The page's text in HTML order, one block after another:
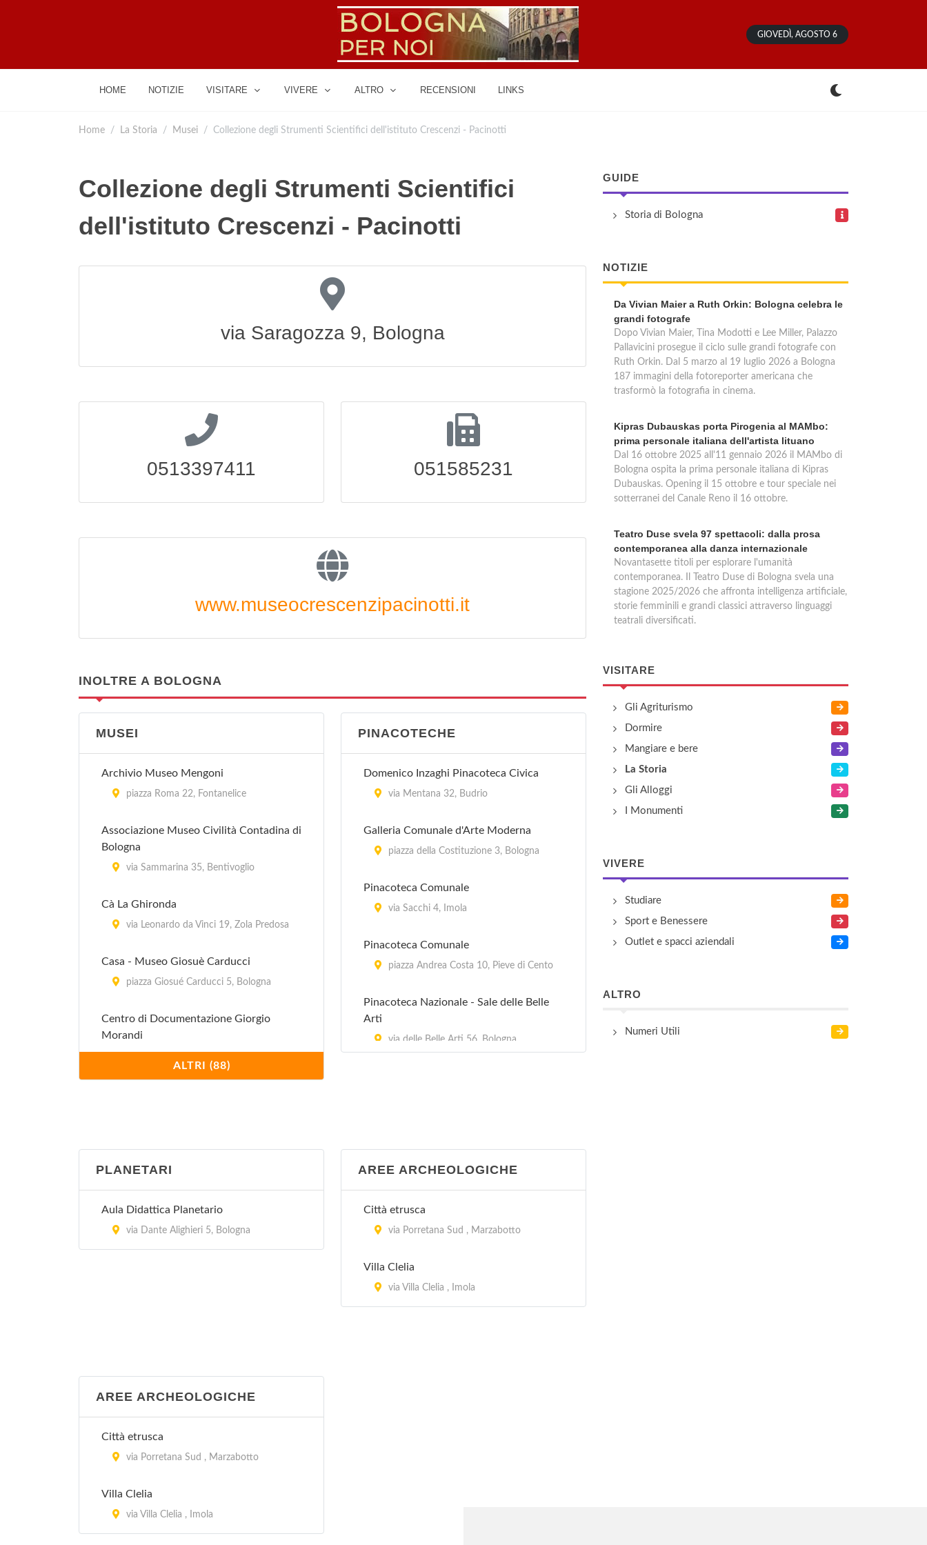
GIOVEDÌ, AGOSTO 6
HOME NOTIZIE VISITARE VIVERE ALTRO RECENSIONI LINKS
Home La Storia Musei Collezione degli Strumenti Scientifici dell'istituto Crescenzi - Pacinotti
Collezione degli Strumenti Scientifici
dell'istituto Crescenzi - Pacinotti
via Saragozza 9, Bologna
0513397411 051585231
www.museocrescenzipacinotti.it
INOLTRE A BOLOGNA
MUSEI
Archivio Museo Mengoni
piazza Roma 22, Fontanelice
Associazione Museo Civilità Contadina di
Bologna
via Sammarina 35, Bentivoglio
Cà La Ghironda
via Leonardo da Vinci 19, Zola Predosa
Casa - Museo Giosuè Carducci
piazza Giosué Carducci 5, Bologna
Centro di Documentazione Giorgio
Morandi
Collezioni Comunali d'Arte
ALTRI (88)
PINACOTECHE
Domenico Inzaghi Pinacoteca Civica
via Mentana 32, Budrio
Galleria Comunale d'Arte Moderna
piazza della Costituzione 3, Bologna
Pinacoteca Comunale
via Sacchi 4, Imola
Pinacoteca Comunale
piazza Andrea Costa 10, Pieve di Cento
Pinacoteca Nazionale - Sale delle Belle
Arti
via delle Belle Arti 56, Bologna
PLANETARI
Aula Didattica Planetario
via Dante Alighieri 5, Bologna
AREE ARCHEOLOGICHE
Città etrusca
via Porretana Sud , Marzabotto
Villa Clelia
via Villa Clelia , Imola
AREE ARCHEOLOGICHE
Città etrusca
via Porretana Sud , Marzabotto
Villa Clelia
via Villa Clelia , Imola
GUIDE
Storia di Bologna
NOTIZIE
Da Vivian Maier a Ruth Orkin: Bologna celebra le
grandi fotografe
Dopo Vivian Maier, Tina Modotti e Lee Miller, Palazzo
Pallavicini prosegue il ciclo sulle grandi fotografe con
Ruth Orkin. Dal 5 marzo al 19 luglio 2026 a Bologna
187 immagini della fotoreporter americana che
trasformò la fotografia in cinema.
Kipras Dubauskas porta Pirogenia al MAMbo:
prima personale italiana dell'artista lituano
Dal 16 ottobre 2025 all'11 gennaio 2026 il MAMbo di
Bologna ospita la prima personale italiana di Kipras
Dubauskas. Opening il 15 ottobre e tour speciale nei
sotterranei del Canale Reno il 16 ottobre.
Teatro Duse svela 97 spettacoli: dalla prosa
contemporanea alla danza internazionale
Novantasette titoli per esplorare l'umanità
contemporanea. Il Teatro Duse di Bologna svela una
stagione 2025/2026 che affronta intelligenza artificiale,
storie femminili e grandi classici attraverso linguaggi
teatrali diversificati.
VISITARE
Gli Agriturismo
Dormire
Mangiare e bere
La Storia
Gli Alloggi
I Monumenti
VIVERE
Studiare
Sport e Benessere
Outlet e spacci aziendali
ALTRO
Numeri Utili